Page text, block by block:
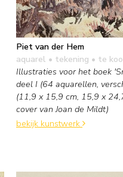
Piet van der Hem
aquarel • tekening • te
Illustraties voor het boek
deel I (64 aquarellen,
(11,9 x 15,9 cm, 15,9 x
cover van Joan de Mildt)
bekijk kunstwerk